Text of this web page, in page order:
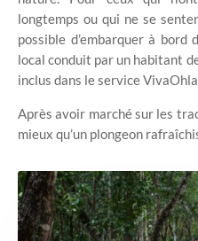
longtemps ou qui ne se
possible d’embarquer à
local conduit par un habitant
inclus dans le service
Après avoir marché sur les
mieux qu’un plongeon